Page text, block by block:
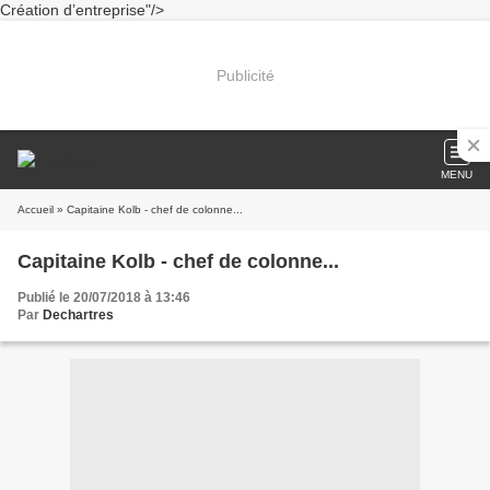
Création d’entreprise"/>
Publicité
MENU
Accueil » Capitaine Kolb - chef de colonne...
Capitaine Kolb - chef de colonne...
Publié le 20/07/2018 à 13:46
Par Dechartres